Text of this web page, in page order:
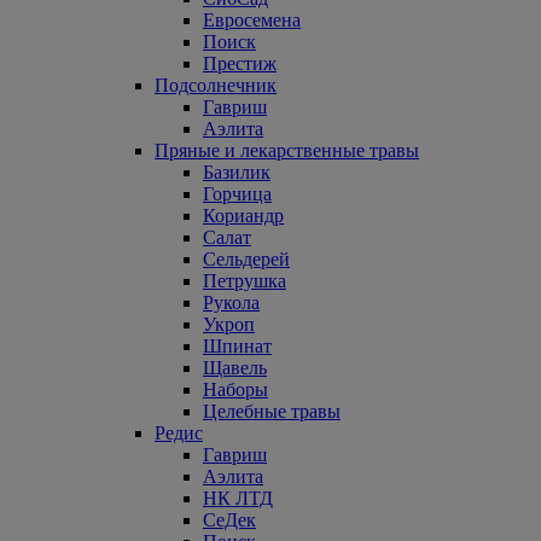
Евросемена
Поиск
Престиж
Подсолнечник
Гавриш
Аэлита
Пряные и лекарственные травы
Базилик
Горчица
Кориандр
Салат
Сельдерей
Петрушка
Рукола
Укроп
Шпинат
Щавель
Наборы
Целебные травы
Редис
Гавриш
Аэлита
НК ЛТД
СеДек